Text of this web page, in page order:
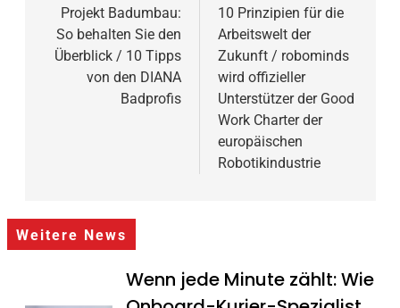
Projekt Badumbau:
So behalten Sie den
Überblick / 10 Tipps
von den DIANA
Badprofis
10 Prinzipien für die
Arbeitswelt der
Zukunft / robominds
wird offizieller
Unterstützer der Good
Work Charter der
europäischen
Robotikindustrie
Weitere News
Wenn jede Minute zählt: Wie